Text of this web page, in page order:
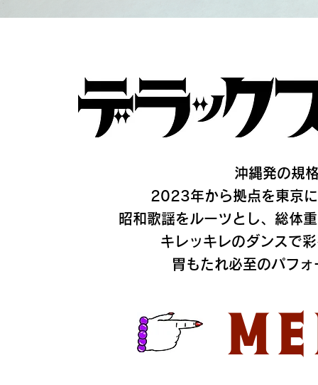
沖縄発の規
2023年から拠点を東京
昭和歌謡をルーツとし、総体
キレッキレのダンスで
胃もたれ必至のパフ